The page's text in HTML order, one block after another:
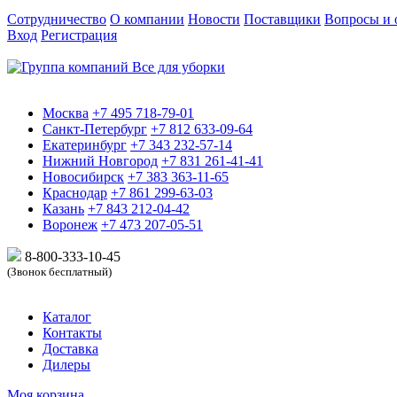
Сотрудничество О компании Новости Поставщики Вопросы и
Вход Регистрация
Москва +7 495 718-79-01
Санкт-Петербург +7 812 633-09-64
Екатеринбург +7 343 232-57-14
Нижний Новгород +7 831 261-41-41
Новосибирск +7 383 363-11-65
Краснодар +7 861 299-63-03
Казань +7 843 212-04-42
Воронеж +7 473 207-05-51
8-800-333-10-45
(Звонок бесплатный)
Каталог
Контакты
Доставка
Дилеры